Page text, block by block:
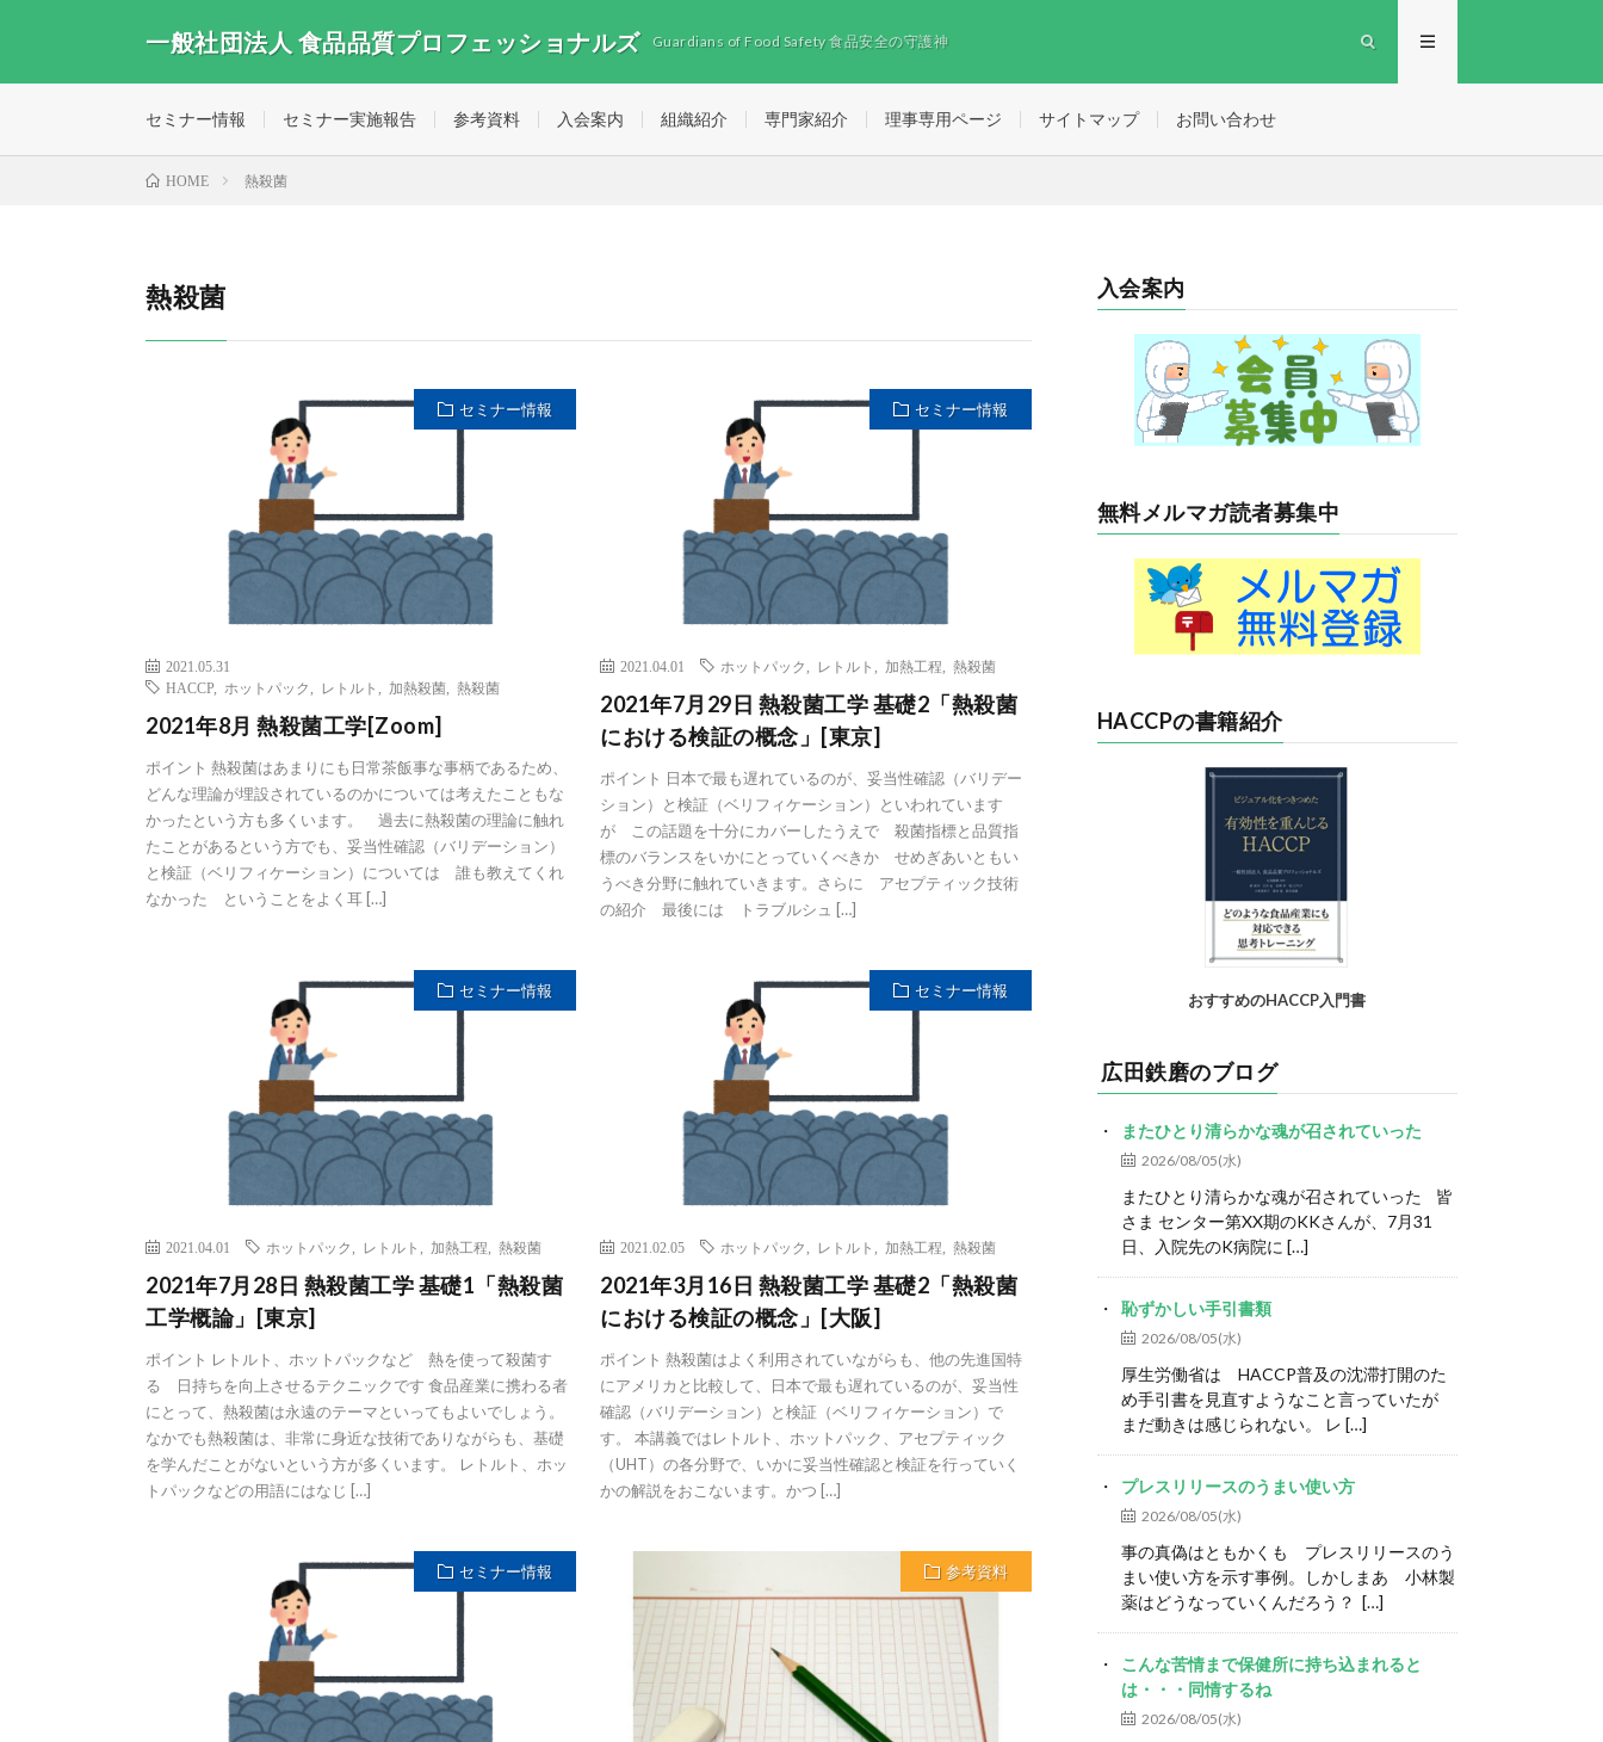
一般社団法人 食品品質プロフェッショナルズ Guardians of Food Safety 食品安全の守護神
セミナー情報 セミナー実施報告 参考資料 入会案内 組織紹介 専門家紹介 理事専用ページ サイトマップ お問い合わせ
HOME 熱殺菌
熱殺菌
セミナー情報
2021.05.31
HACCP
ホットパック レトルト 加熱殺菌 熱殺菌
2021年8月 熱殺菌工学[Zoom]
ポイント 熱殺菌はあまりにも日常茶飯事な事柄であるため、
どんな理論が埋設されているのかについては考えたこともな
かったという方も多くいます。 過去に熱殺菌の理論に触れ
たことがあるという方でも、妥当性確認（バリデーション）
と検証（ベリフィケーション）については 誰も教えてくれ
なかった ということをよく耳 […]
セミナー情報
2021.04.01 ホットパック レトルト 加熱工程 ,熱殺菌
2021年7月29日 熱殺菌工学 基礎2「熱殺菌
における検証の概念」[東京]
ポイント 日本で最も遅れているのが、妥当性確認（バリデー
ション）と検証（ベリフィケーション）といわれています
が この話題を十分にカバーしたうえで 殺菌指標と品質指
標のバランスをいかにとっていくべきか せめぎあいともい
うべき分野に触れていきます。さらに アセプティック技術
の紹介 最後には トラブルシュ […]
セミナー情報
2021.04.01 ホットパック レトルト 加熱工程 熱殺菌
2021年7月28日 熱殺菌工学 基礎1「熱殺菌
工学概論」[東京]
ポイント レトルト、ホットパックなど 熱を使って殺菌す
る 日持ちを向上させるテクニックです 食品産業に携わる者
にとって、熱殺菌は永遠のテーマといってもよいでしょう。
なかでも熱殺菌は、非常に身近な技術でありながらも、基礎
を学んだことがないという方が多くいます。 レトルト、ホッ
トパックなどの用語にはなじ […]
セミナー情報
2021.02.05 ホットパック レトルト 加熱工程 ,熱殺菌
2021年3月16日 熱殺菌工学 基礎2「熱殺菌
における検証の概念」[大阪]
ポイント 熱殺菌はよく利用されていながらも、他の先進国特
にアメリカと比較して、日本で最も遅れているのが、妥当性
確認（バリデーション）と検証（ベリフィケーション）で
す。 本講義ではレトルト、ホットパック、アセプティック
（UHT）の各分野で、いかに妥当性確認と検証を行っていく
かの解説をおこないます。かつ […]
セミナー情報 参考資料
入会案内
無料メルマガ読者募集中
HACCPの書籍紹介
おすすめのHACCP入門書
広田鉄磨のブログ
またひとり清らかな魂が召されていった
2026/08/05(水)
またひとり清らかな魂が召されていった 皆
さま センター第XX期のKKさんが、7月31
日、入院先のK病院に […]
恥ずかしい手引書類
2026/08/05(水)
厚生労働省は HACCP普及の沈滞打開のた
め手引書を見直すようなこと言っていたが
まだ動きは感じられない。 レ […]
プレスリリースのうまい使い方
2026/08/05(水)
事の真偽はともかくも プレスリリースのう
まい使い方を示す事例。しかしまあ 小林製
薬はどうなっていくんだろう？ […]
こんな苦情まで保健所に持ち込まれると
は・・・同情するね
2026/08/05(水)